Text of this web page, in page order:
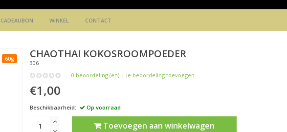
CADEAUBON WINKEL CONTACT
60g CHAOTHAI KOKOSROOMPOEDER
306
0 beoordeling (en) | Je beoordeling toevoegen
€1,00
Beschikbaarheid: Op voorraad
Toevoegen aan winkelwagen